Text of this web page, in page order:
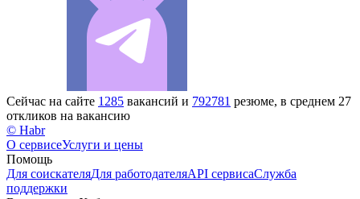
Сейчас на сайте 1285 вакансий и 792781 резюме, в среднем 27
откликов на вакансию
© Habr
О сервисеУслуги и цены
Помощь
Для соискателяДля работодателяAPI сервисаСлужба
поддержки